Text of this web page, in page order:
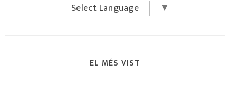
Select Language ▼
EL MÉS VIST